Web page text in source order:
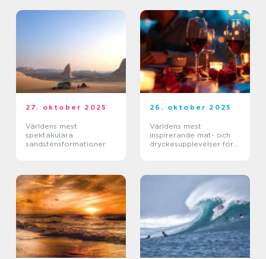
27. oktober 2025
Världens mest
spektakulära
sandstensformationer
26. oktober 2025
Världens mest
inspirerande mat- och
dryckesupplevelser för